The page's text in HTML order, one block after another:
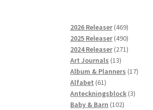
2026 Releaser 469469
produkter
2025 Releaser 490490
produkter
2024 Releaser 271271
Art Journals 1313
produkter
Album & Planners 1717
Alfabet 6161
produkter
Anteckningsblock 33
Baby & Barn 102102